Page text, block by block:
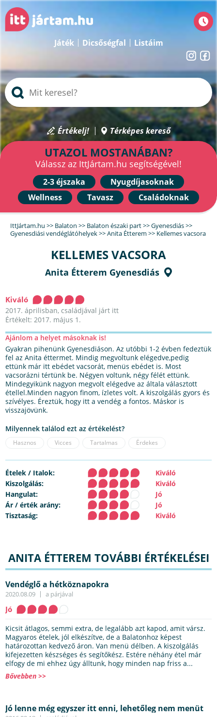
Játék Dicsőségfal Listáim
Értékelj! Térképes kereső
UTAZOL MOSTANÁBAN?
Válassz az IttJártam.hu segítségével!
2-3 éjszaka
Nyugdíjasoknak
Wellness
Tavasz Családoknak
IttJártam.hu >> Balaton >> Balaton északi part>>Gyenesdiás>>
Gyenesdiási vendéglátóhelyek>>Anita Étterem >> Kellemes vacsora
KELLEMES VACSORA
Anita Étterem Gyenesdiás
Kiváló
2017. áprilisban, családjával járt itt
Értékelt: 2017. május 1.
Ajánlom a helyet másoknak is!
Gyakran pihenünk Gyenesdiáson. Az utóbbi 1-2 évben fedeztük
fel az Anita éttermet. Mindig megvoltunk elégedve,pedig
ettünk már itt ebédet vacsorát, menüs ebédet is. Most
vacsorázni tértünk be. Négyen voltunk, négy félét ettünk.
Mindegyikünk nagyon megvolt elégedve az általa választott
étellel.Minden nagyon finom, ízletes volt. A kiszolgálás gyors és
szívélyes. Éreztük, hogy itt a vendég a fontos. Máskor is
visszajövünk.
Milyennek találod ezt az értékelést?
Hasznos Vicces Tartalmas Érdekes
Ételek / Italok:
Kiváló
Kiszolgálás:
Kiváló
Hangulat:
Jó
Ár / érték arány:
Jó
Tisztaság:
Kiváló
ANITA ÉTTEREM TOVÁBBI ÉRTÉKELÉSEI
Vendéglő a hétköznapokra
2020.08.09 a párjával
Jó
Kicsit átlagos, semmi extra, de legalább azt kapod, amit vársz.
Magyaros ételek, jól elkészítve, de a Balatonhoz képest
határozottan kedvező áron. Van menü délben. A kiszolgálás
kifejezetten készséges és segítőkész. Estére néhány étel már
elfogy de mi ehhez úgy álltunk, hogy minden nap friss a...
Bővebben >>
Jó lenne még egyszer itt enni, lehetőleg nem menüt